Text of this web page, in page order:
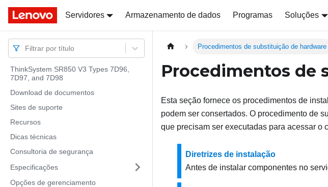
Docs
Servidores Armazenamento de dados Programas Soluções
Docs
Filtrar por título
ThinkSystem SR850 V3 Types 7D96,
7D97, and 7D98
Download de documentos
Sites de suporte
Recursos
Dicas técnicas
Consultoria de segurança
Especificações
Opções de gerenciamento
Procedimentos de substituição de hardware
Procedimentos de
Esta seção fornece os procedimentos de
podem ser consertados. O procedimento de
que precisam ser executadas para acessar o
Diretrizes de instalação
Antes de instalar componentes no